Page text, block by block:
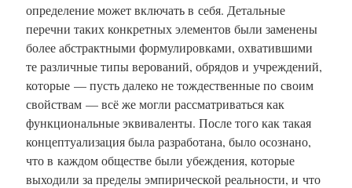
определение может включать в себя. Детальные
перечни таких конкретных элементов были заменены
более абстрактными формулировками, охватившими
те различные типы верований, обрядов и учреждений,
которые — пусть далеко не тождественные по своим
свойствам — всё же могли рассматриваться как
функциональные эквиваленты. После того как такая
концептуализация была разработана, было осознано,
что в каждом обществе были убеждения, которые
выходили за пределы эмпирической реальности, и что